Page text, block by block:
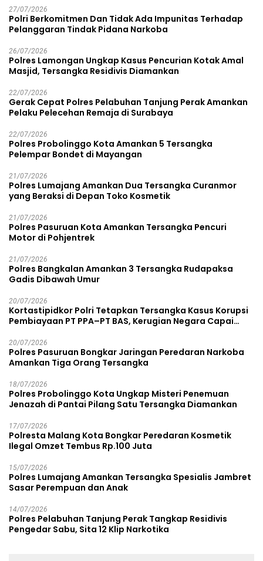
27/07/2026
Polri Berkomitmen Dan Tidak Ada Impunitas Terhadap
Pelanggaran Tindak Pidana Narkoba
26/07/2026
Polres Lamongan Ungkap Kasus Pencurian Kotak Amal
Masjid, Tersangka Residivis Diamankan
22/07/2026
Gerak Cepat Polres Pelabuhan Tanjung Perak Amankan
Pelaku Pelecehan Remaja di Surabaya
22/07/2026
Polres Probolinggo Kota Amankan 5 Tersangka
Pelempar Bondet di Mayangan
21/07/2026
Polres Lumajang Amankan Dua Tersangka Curanmor
yang Beraksi di Depan Toko Kosmetik
21/07/2026
Polres Pasuruan Kota Amankan Tersangka Pencuri
Motor di Pohjentrek
21/07/2026
Polres Bangkalan Amankan 3 Tersangka Rudapaksa
Gadis Dibawah Umur
20/07/2026
Kortastipidkor Polri Tetapkan Tersangka Kasus Korupsi
Pembiayaan PT PPA–PT BAS, Kerugian Negara Capai
20/07/2026
Polres Pasuruan Bongkar Jaringan Peredaran Narkoba
Amankan Tiga Orang Tersangka
18/07/2026
Polres Probolinggo Kota Ungkap Misteri Penemuan
Jenazah di Pantai Pilang Satu Tersangka Diamankan
17/07/2026
Polresta Malang Kota Bongkar Peredaran Kosmetik
Ilegal Omzet Tembus Rp.100 Juta
15/07/2026
Polres Lumajang Amankan Tersangka Spesialis Jambret
Sasar Perempuan dan Anak
14/07/2026
Polres Pelabuhan Tanjung Perak Tangkap Residivis
Pengedar Sabu, Sita 12 Klip Narkotika